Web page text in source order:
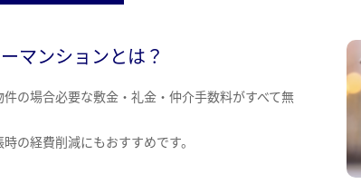
マンションとは？
の場合必要な敷金・礼金・仲介手数料がすべて無
の経費削減にもおすすめです。